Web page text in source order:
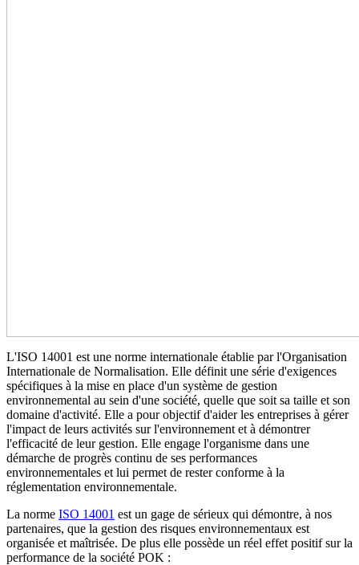
L'ISO 14001 est une norme internationale établie par l'Organisation
Internationale de Normalisation. Elle définit une série d'exigences
spécifiques à la mise en place d'un système de gestion
environnemental au sein d'une société, quelle que soit sa taille et son
domaine d'activité. Elle a pour objectif d'aider les entreprises à gérer
l'impact de leurs activités sur l'environnement et à démontrer
l'efficacité de leur gestion. Elle engage l'organisme dans une
démarche de progrès continu de ses performances
environnementales et lui permet de rester conforme à la
réglementation environnementale.
La norme ISO 14001 est un gage de sérieux qui démontre, à nos
partenaires, que la gestion des risques environnementaux est
organisée et maîtrisée. De plus elle possède un réel effet positif sur la
performance de la société POK :